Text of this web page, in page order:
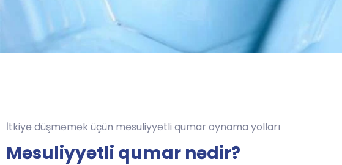
İtkiyə düşməmək üçün məsuliyyətli qumar oynama yolları
Məsuliyyətli qumar nədir?